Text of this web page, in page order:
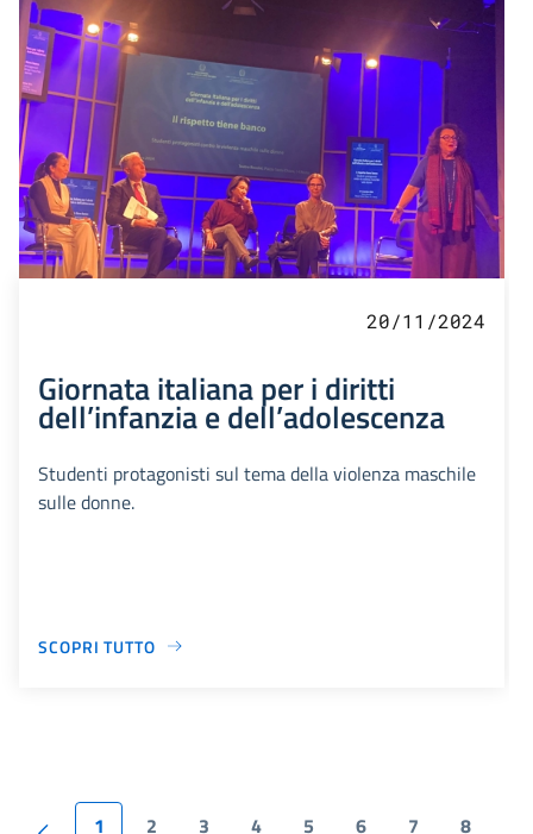
20/11/2024
Giornata italiana per i diritti
dell’infanzia e dell’adolescenza
Studenti protagonisti sul tema della violenza maschile
sulle donne.
SCOPRI TUTTO
1 2 3 4 5 6 7 8